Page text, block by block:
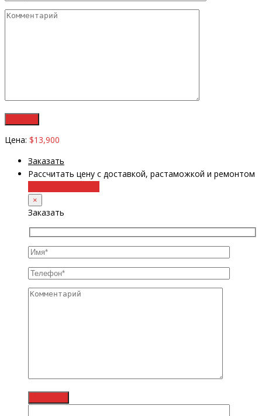
Цена: $13,900
Заказать
Рассчитать цену с доставкой, растаможкой и ремонтом
×
Заказать